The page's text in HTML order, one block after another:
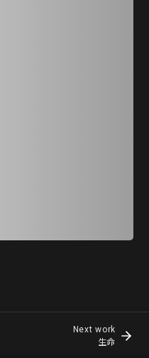
Next work
生命